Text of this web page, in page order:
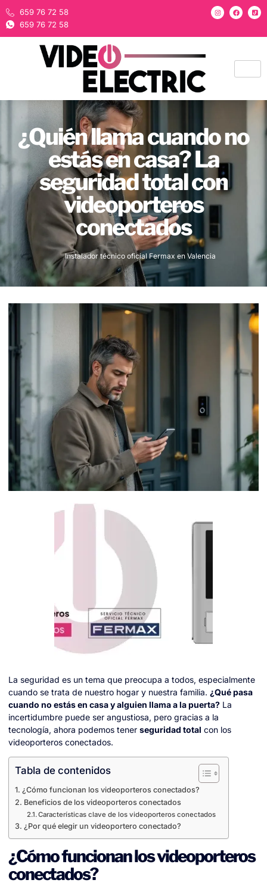
659 76 72 58
659 76 72 58
¿Quién llama cuando no
estás en casa? La
seguridad total con
videoporteros
conectados
Instalador técnico oficial Fermax en Valencia
La seguridad es un tema que preocupa a todos, especialmente
cuando se trata de nuestro hogar y nuestra familia. ¿Qué pasa
cuando no estás en casa y alguien llama a la puerta? La
incertidumbre puede ser angustiosa, pero gracias a la
tecnología, ahora podemos tener seguridad total con los
videoporteros conectados.
Tabla de contenidos
¿Cómo funcionan los videoporteros conectados?
Beneficios de los videoporteros conectados
Características clave de los videoporteros conectados
¿Por qué elegir un videoportero conectado?
¿Cómo funcionan los videoporteros
conectados?